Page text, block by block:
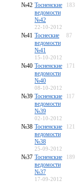
№42 Тосненские
ведомости
№42
22-10-2012
183
№41 Тоснеские
ведомости
№41
15-10-2012
87
№40 Тосненские
ведомости
№40
08-10-2012
171
№39 Тосненские
ведомости
№39
02-10-2012
117
№38 Тосненские
ведомости
№38
25-09-2012
121
№37 Тосненские
ведомости
№37
17-09-2012
189